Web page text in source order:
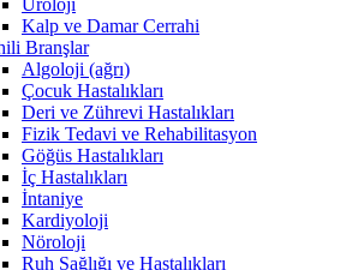
Kalp ve Damar Cerrahi
Branşlar
Algoloji (ağrı)
Çocuk Hastalıkları
Deri ve Zührevi Hastalıkları
Fizik Tedavi ve Rehabilitasyon
Göğüs Hastalıkları
İç Hastalıkları
İntaniye
Kardiyoloji
Nöroloji
Ruh Sağlığı ve Hastalıkları